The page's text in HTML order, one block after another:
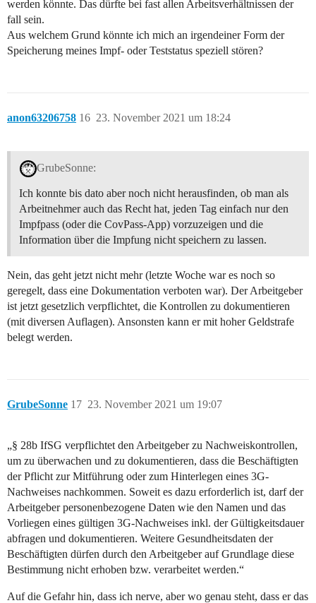
werden könnte. Das dürfte bei fast allen Arbeitsverhältnissen der
fall sein.
Aus welchem Grund könnte ich mich an irgendeiner Form der
Speicherung meines Impf- oder Teststatus speziell stören?
anon63206758 23. November 2021 um 18:24
16
GrubeSonne:
Ich konnte bis dato aber noch nicht herausfinden, ob man als
Arbeitnehmer auch das Recht hat, jeden Tag einfach nur den
Impfpass (oder die CovPass-App) vorzuzeigen und die
Information über die Impfung nicht speichern zu lassen.
Nein, das geht jetzt nicht mehr (letzte Woche war es noch so
geregelt, dass eine Dokumentation verboten war). Der Arbeitgeber
ist jetzt gesetzlich verpflichtet, die Kontrollen zu dokumentieren
(mit diversen Auflagen). Ansonsten kann er mit hoher Geldstrafe
belegt werden.
GrubeSonne 23. November 2021 um 19:07
17
„§ 28b IfSG verpflichtet den Arbeitgeber zu Nachweiskontrollen,
um zu überwachen und zu dokumentieren, dass die Beschäftigten
der Pflicht zur Mitführung oder zum Hinterlegen eines 3G-
Nachweises nachkommen. Soweit es dazu erforderlich ist, darf der
Arbeitgeber personenbezogene Daten wie den Namen und das
Vorliegen eines gültigen 3G-Nachweises inkl. der Gültigkeitsdauer
abfragen und dokumentieren. Weitere Gesundheitsdaten der
Beschäftigten dürfen durch den Arbeitgeber auf Grundlage diese
Bestimmung nicht erhoben bzw. verarbeitet werden.“
Auf die Gefahr hin, dass ich nerve, aber wo genau steht, dass er das